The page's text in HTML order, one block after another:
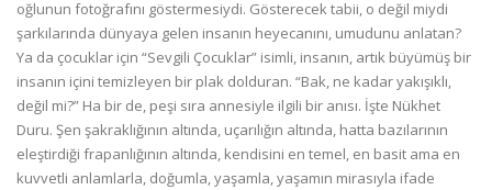
oğlunun fotoğrafını göstermesiydi. Gösterecek tabii, o değil miydi
şarkılarında dünyaya gelen insanın heyecanını, umudunu anlatan?
Ya da çocuklar için “Sevgili Çocuklar” isimli, insanın, artık büyümüş bir
insanın içini temizleyen bir plak dolduran. “Bak, ne kadar yakışıklı,
değil mi?” Ha bir de, peşi sıra annesiyle ilgili bir anısı. İşte Nükhet
Duru. Şen şakraklığının altında, uçarılığın altında, hatta bazılarının
eleştirdiği frapanlığının altında, kendisini en temel, en basit ama en
kuvvetli anlamlarla, doğumla, yaşamla, yaşamın mirasıyla ifade